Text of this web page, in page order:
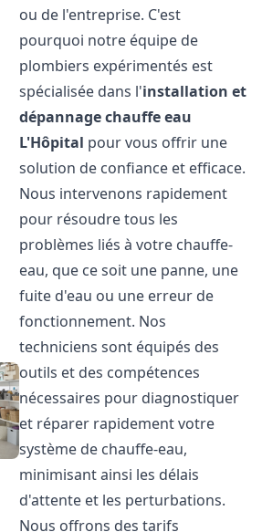
ou de l'entreprise. C'est
pourquoi notre équipe de
plombiers expérimentés est
spécialisée dans l'installation et
dépannage chauffe eau
L'Hôpital pour vous offrir une
solution de confiance et efficace.
Nous intervenons rapidement
pour résoudre tous les
problèmes liés à votre chauffe-
eau, que ce soit une panne, une
fuite d'eau ou une erreur de
fonctionnement. Nos
techniciens sont équipés des
outils et des compétences
nécessaires pour diagnostiquer
et réparer rapidement votre
système de chauffe-eau,
minimisant ainsi les délais
d'attente et les perturbations.
Nous offrons des tarifs